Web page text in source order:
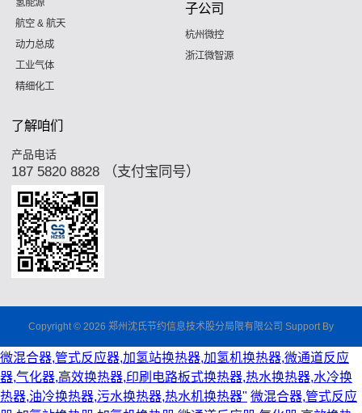
航空 & 航天
动力总成
工业气体
精细化工
子公司
杭州微控
浙江微智源
了解咱们
产品电话
187 5820 8828 （支付宝同号）
Copyright © 2026 郑州沈氏节约信息技术股分局限有限公司 Support By
微混合器,管式反应器,加氢站换热器,加氢机换热器,微通道反应
器,气化器,高效换热器,印刷电路板式换热器,热水换热器,水冷换
热器,油冷换热器,污水换热器,热水机换热器" 微混合器,管式反应